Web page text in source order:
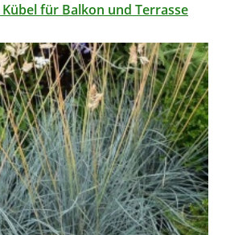
für Balkon und Terrasse